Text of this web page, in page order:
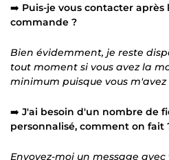
➡️ Puis-je vous contacter
commande ?
Bien évidemment, je reste
tout moment si vous avez la
minimum puisque vous
➡️ J'ai besoin d'un nombre de
personnalisé, comment on fait
Envoyez-moi un message